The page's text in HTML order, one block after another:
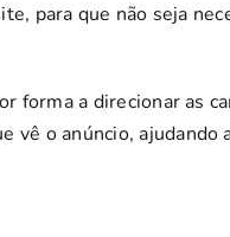
para que não seja
forma a direcionar as
o anúncio, ajudando